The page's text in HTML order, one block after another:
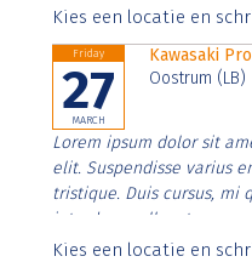
Aenean faucibus nibh et
Kies een locatie en
Friday
27
MARCH
Kawasaki
Oostrum (LB)
Lorem ipsum dolor sit
elit. Suspendisse varius
tristique. Duis cursus, mi
interdum nulla, ut
Aenean faucibus nibh et
Kies een locatie en